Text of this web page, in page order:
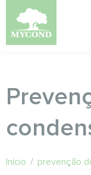
Início / prevenção